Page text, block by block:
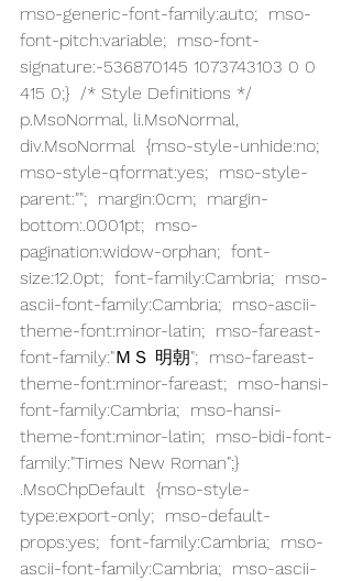
mso-generic-font-family:auto;  mso-
font-pitch:variable;  mso-font-
signature:-536870145 1073743103 0 0
415 0;}  /* Style Definitions */
p.MsoNormal, li.MsoNormal,
div.MsoNormal  {mso-style-unhide:no;
mso-style-qformat:yes;  mso-style-
parent:"";  margin:0cm;  margin-
bottom:.0001pt;  mso-
pagination:widow-orphan;  font-
size:12.0pt;  font-family:Cambria;  mso-
ascii-font-family:Cambria;  mso-ascii-
theme-font:minor-latin;  mso-fareast-
font-family:"ＭＳ 明朝";  mso-fareast-
theme-font:minor-fareast;  mso-hansi-
font-family:Cambria;  mso-hansi-
theme-font:minor-latin;  mso-bidi-font-
family:"Times New Roman";}
.MsoChpDefault  {mso-style-
type:export-only;  mso-default-
props:yes;  font-family:Cambria;  mso-
ascii-font-family:Cambria;  mso-ascii-